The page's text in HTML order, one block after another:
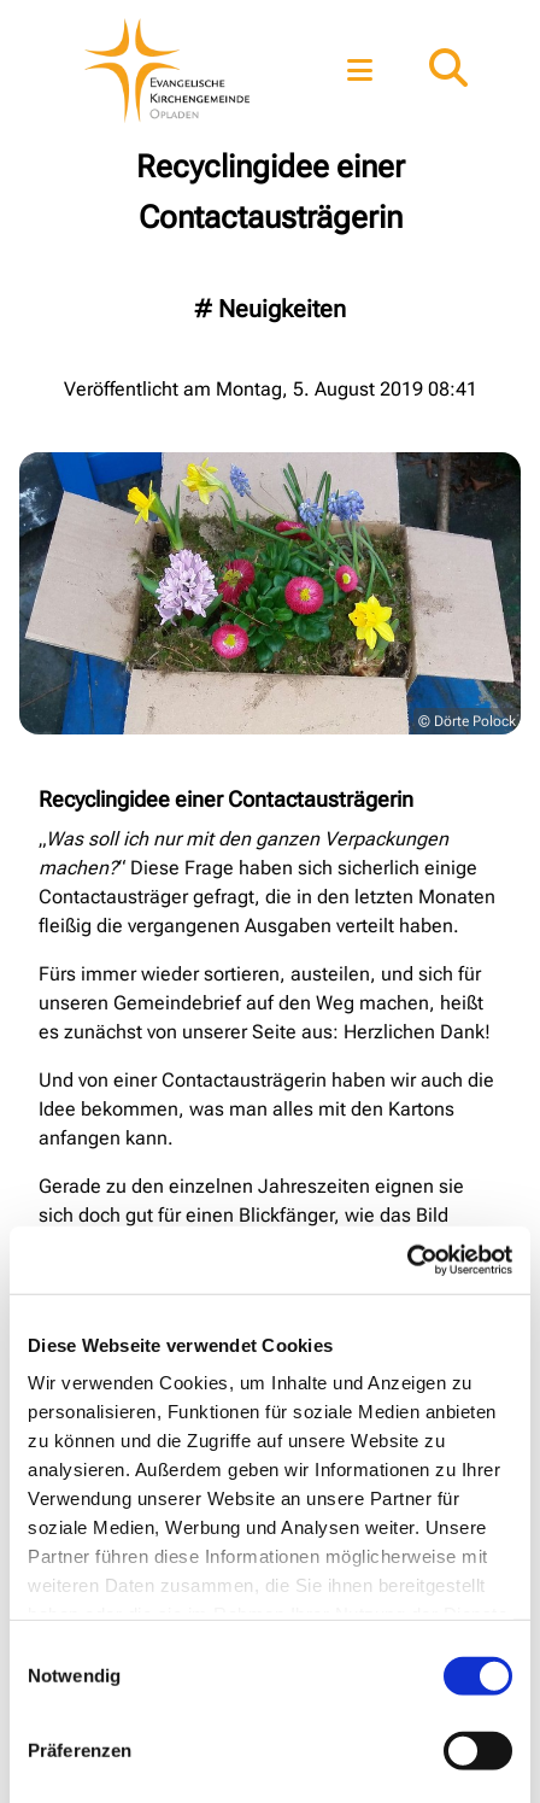
Diese Webseite verwendet Cookies
Wir verwenden Cookies, um Inhalte und Anzeigen zu
personalisieren, Funktionen für soziale Medien anbieten
zu können und die Zugriffe auf unsere Website zu
analysieren. Außerdem geben wir Informationen zu Ihrer
Verwendung unserer Website an unsere Partner für
soziale Medien, Werbung und Analysen weiter. Unsere
Partner führen diese Informationen möglicherweise mit
weiteren Daten zusammen, die Sie ihnen bereitgestellt
Notwendig
Präferenzen
Recyclingidee einer
Contactausträgerin
# Neuigkeiten
Veröffentlicht am Montag, 5. August 2019 08:41
© Dörte Polock
Recyclingidee einer Contactausträgerin
„Was soll ich nur mit den ganzen Verpackungen
machen?“ Diese Frage haben sich sicherlich einige
Contactausträger gefragt, die in den letzten Monaten
fleißig die vergangenen Ausgaben verteilt haben.
Fürs immer wieder sortieren, austeilen, und sich für
unseren Gemeindebrief auf den Weg machen, heißt
es zunächst von unserer Seite aus: Herzlichen Dank!
Und von einer Contactausträgerin haben wir auch die
Idee bekommen, was man alles mit den Kartons
anfangen kann.
Gerade zu den einzelnen Jahreszeiten eignen sie
sich doch gut für einen Blickfänger, wie das Bild
In diesem Sinne: Genießen Sie den Herbst!
Dies könnte Sie auch
interessieren